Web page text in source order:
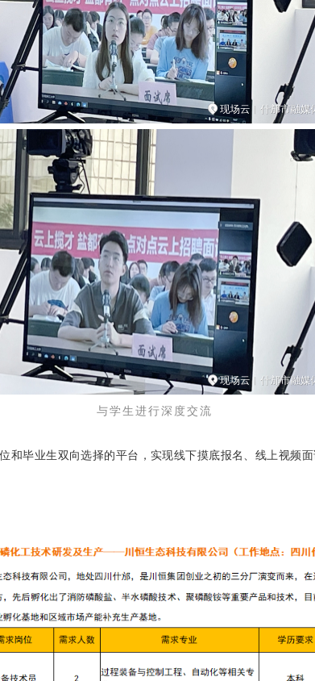
与学生进行深度交流
和毕业生双向选择的平台，实现线下摸底报名、线上视频面